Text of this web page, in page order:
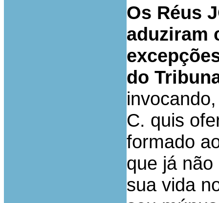
Os Réus
aduziram
do
C. quis
formado
que já
sua vida